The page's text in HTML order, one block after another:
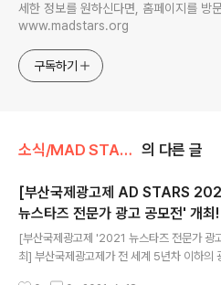
세한 정보를 원하신다면, 홈페이지를 방
www.madstars.org
구독하기
소식/MAD STARS 소식 의 다른 글
[부산국제광고제 AD STARS
뉴스타즈 전문가 광고 공모전' 개최!
[부산국제광고제 '2021 뉴스타즈 전문가 광
최] 부산국제광고제가 전 세계 5년차 이하의